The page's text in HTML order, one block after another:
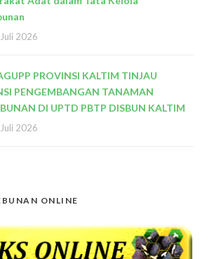
2026
PROVINSI KALTIM TINJAU
PENGEMBANGAN TANAMAN
DI UPTD PBTP DISBUN KALTIM
2026
ONLINE